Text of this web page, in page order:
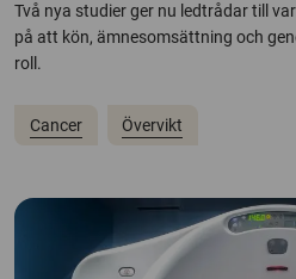
Två nya studier ger nu ledtrådar till
på att kön, ämnesomsättning och
roll.
Cancer Övervikt